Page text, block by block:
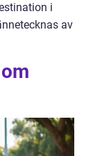
i
av